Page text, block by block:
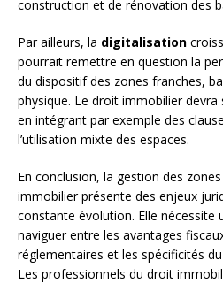
construction et de rénovation des
Par ailleurs, la digitalisation
pourrait remettre en question la
du dispositif des zones franches,
physique. Le droit immobilier devra
en intégrant par exemple des
l’utilisation mixte des espaces.
En conclusion, la gestion des
immobilier présente des enjeux
constante évolution. Elle nécessite
naviguer entre les avantages
réglementaires et les spécificités
Les professionnels du droit